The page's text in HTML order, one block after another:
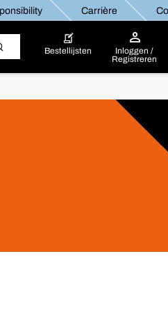
Carrière
Bestellijsten
Inloggen /
Registreren